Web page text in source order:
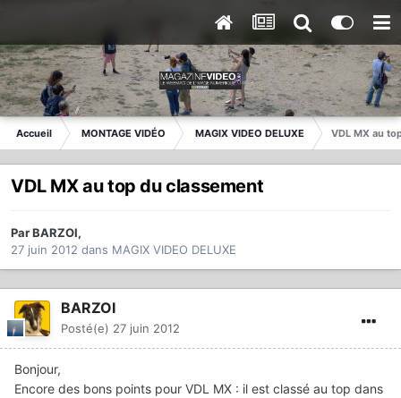
Accueil MONTAGE VIDÉO MAGIX VIDEO DELUXE VDL MX au
VDL MX au top du classement
ParBARZOI,
27 juin 2012 dans MAGIX VIDEO DELUXE
BARZOI
Posté(e) 27 juin 2012
Bonjour,
Encore des bons points pour VDL MX : il est classé au top dans